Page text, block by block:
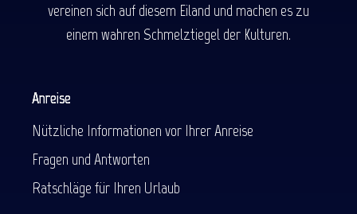
vereinen sich auf diesem Eiland und machen es zu
einem wahren Schmelztiegel der Kulturen.
Anreise
Nützliche Informationen vor Ihrer Anreise
Fragen und Antworten
Ratschläge für Ihren Urlaub